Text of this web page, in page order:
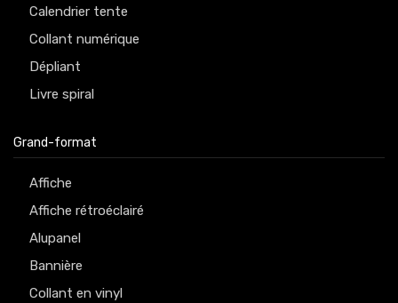
Calendrier tente
Collant numérique
Dépliant
Livre spiral
Grand-format
Affiche
Affiche rétroéclairé
Alupanel
Bannière
Collant en vinyl